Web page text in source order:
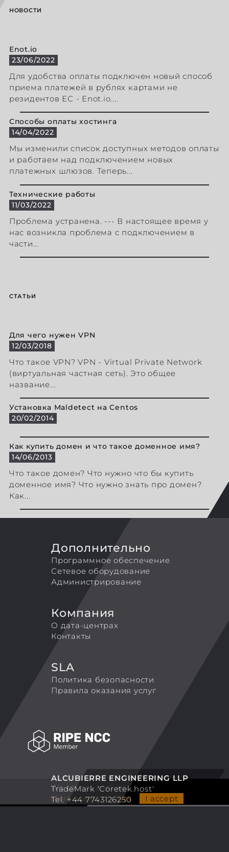
НОВОСТИ
Enot.io
23/06/2022
Для удобства оплаты подключен новый способ
приема платежей в рублях картами не
резидентов ЕС - Enot.io....
Способы оплаты хостинга
14/04/2022
Мы изменили список доступных методов оплаты
и работаем над подключением новых
платежных шлюзов. Теперь...
Технические работы
11/03/2022
Проблема устранена. --- В настоящее время у
нас возникла проблема с подключением в
части...
СТАТЬИ
Для чего нужен VPN
12/03/2018
Что такое VPN? VPN - Virtual Private Network
(виртуальная частная сеть). Это общее
название...
Установка Maldetect на Centos
20/02/2014
Как купить домен и что такое доменное имя?
14/06/2013
Что такое домен? Что нужно что бы купить
доменное имя? Что нужно знать про домен?
Как...
ALCUBIERRE ENGINEERING LLP
TradeMark 'Coretek.host'
Tel. +44 7743126250
Дополнительно
Программное обеспечение
Сетевое оборудование
Администрирование
Компания
О дата-центрах
Контакты
SLA
Политика безопасности
Правила оказания услуг
We collect cookies
More about cookies
I accept